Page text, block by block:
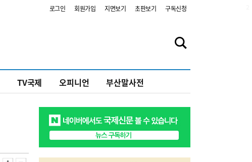
로그인 회원가입 지면보기 초판보기 구독신청
TV국제 오피니언 부산말사전